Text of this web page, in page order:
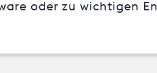
oder zu wichtigen